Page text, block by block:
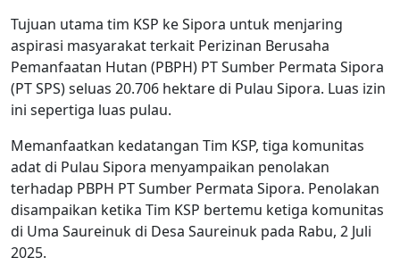
Tujuan utama tim KSP ke Sipora untuk menjaring
aspirasi masyarakat terkait Perizinan Berusaha
Pemanfaatan Hutan (PBPH) PT Sumber Permata Sipora
(PT SPS) seluas 20.706 hektare di Pulau Sipora. Luas izin
ini sepertiga luas pulau.
Memanfaatkan kedatangan Tim KSP, tiga komunitas
adat di Pulau Sipora menyampaikan penolakan
terhadap PBPH PT Sumber Permata Sipora. Penolakan
disampaikan ketika Tim KSP bertemu ketiga komunitas
di Uma Saureinuk di Desa Saureinuk pada Rabu, 2 Juli
2025.